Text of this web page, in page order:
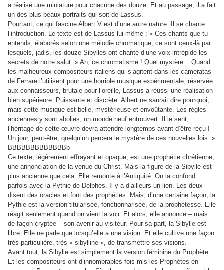
a réalisé une miniature pour chacune des douze. Et au passage, il a fait
un des plus beaux portraits qui soit de Lassus.
Pourtant, ce qui fascine Albert V est d’une autre nature. Il se chante
l’introduction. Le texte est de Lassus lui-même : « Ces chants que tu
entends, élaborés selon une mélodie chromatique, ce sont ceux-là par
lesquels, jadis, les douze Sibylles ont chanté d’une voix intrépide les
secrets de notre salut. » Ah, ce chromatisme ! Quel mystère... Quand
les malheureux compositeurs italiens qui s’agitent dans les cameratas
de Ferrare l’utilisent pour une horrible musique expérimentale, réservée
aux connaisseurs, brutale pour l’oreille, Lassus a réussi une réalisation
bien supérieure. Puissante et discrète. Albert ne saurait dire pourquoi,
mais cette musique est belle, mystérieuse et envoûtante. Les règles
anciennes y sont abolies, un monde neuf entrouvert. Il le sent,
l’héritage de cette œuvre devra attendre longtemps avant d’être reçu !
Un jour, peut-être, quelqu’un percera le mystère de ces nouvelles lois. »
BBBBBBBBBBBBBb
Ce texte, légèrement effrayant et opaque, est une prophétie chrétienne,
une annonciation de la venue du Christ. Mais la figure de la Sibylle est
plus ancienne que cela. Elle remonte à l’Antiquité. On la confond
parfois avec la Pythie de Delphes. Il y a d’ailleurs un lien. Les deux
disent des oracles et font des prophéties. Mais, d’une certaine façon, la
Pythie est la version titularisée, fonctionnarisée, de la prophétesse. Elle
réagit seulement quand on vient la voir. Et alors, elle annonce – mais
de façon cryptée – son avenir au visiteur. Pour sa part, la Sibylle est
libre. Elle ne parle que lorsqu’elle a une vision. Et elle cultive une façon
très particulière, très « sibylline », de transmettre ses visions.
Avant tout, la Sibylle est simplement la version féminine du Prophète.
Et les compositeurs ont d’innombrables fois mis les Prophètes en